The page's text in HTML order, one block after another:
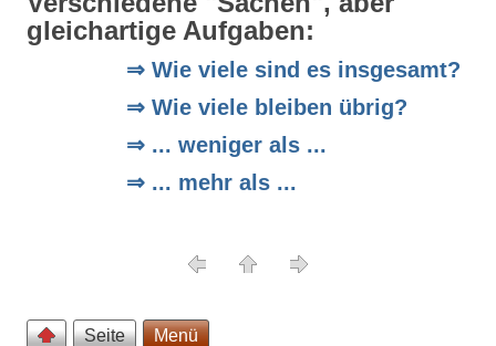
gleichartige Aufgaben:
⇒ Wie viele sind es insgesamt?
⇒ Wie viele bleiben übrig?
⇒ ... weniger als ...
⇒ ... mehr als ...
Seite Menü